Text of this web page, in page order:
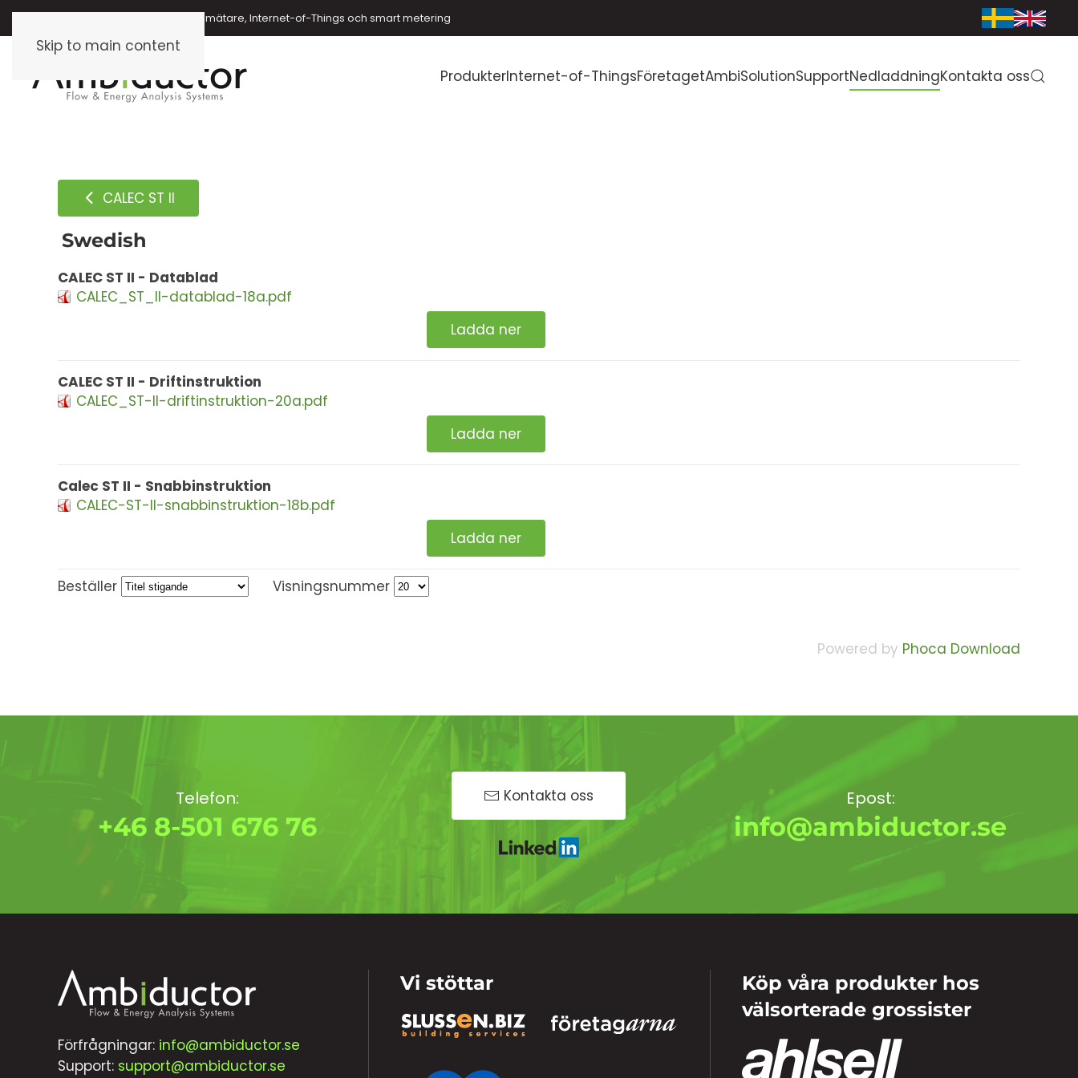
Skip to main content
Energimätare, vattenmätare, oljemätare, Internet-of-Things och smart metering
ProdukterInternet-of-ThingsFöretagetAmbiSolutionSupportNedladdningKontakta oss
CALEC ST II
Swedish
CALEC ST II - Datablad
CALEC_ST_II-datablad-18a.pdf
Ladda ner
CALEC ST II - Driftinstruktion
CALEC_ST-II-driftinstruktion-20a.pdf
Ladda ner
Calec ST II - Snabbinstruktion
CALEC-ST-II-snabbinstruktion-18b.pdf
Ladda ner
Beställer Visningsnummer
Powered by Phoca Download
Telefon:
+46 8-501 676 76
Kontakta oss Epost:
info@ambiductor.se
Förfrågningar: info@ambiductor.se
Support: support@ambiductor.se
Vi stöttar
Köp våra produkter hos
välsorterade grossister